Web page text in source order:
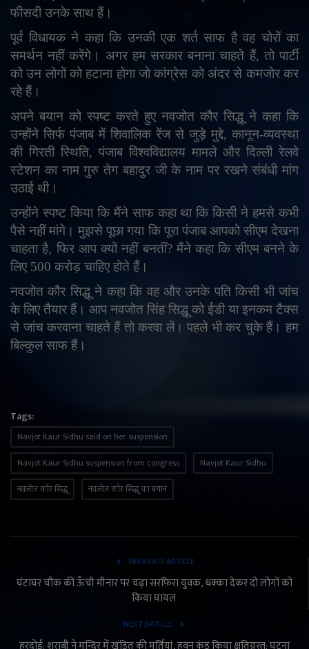
फीसदी उनके साथ हैं।
पूर्व विधायक ने कहा कि उनकी एक शर्त साफ है वह चोरों का
समर्थन नहीं करेंगे। अगर हम सरकार बनाना चाहते हैं, तो पार्टी
को उन लोगों को हटाना होगा जो कांग्रेस को अंदर से कमजोर कर
रहे हैं।
अपने बयान को स्पष्ट करते हुए नवजोत कौर सिद्धू ने कहा कि
उन्होंने सिर्फ पंजाब में शिवालिक रेंज से जुड़े मुद्दे, कानून-व्यवस्था
की गिरती स्थिति, पंजाब विश्वविद्यालय मामले और दिल्ली रेलवे
स्टेशन का नाम गुरु तेग बहादुर जी के नाम पर रखने संबंधी मांग
उठाई थी।
उन्होंने स्पष्ट किया कि मैंने साफ कहा था कि किसी ने हमसे कभी
पैसे नहीं मांगे। मुझसे पूछा गया कि पूरा पंजाब आपको सीएम देखना
चाहता है, फिर आप क्यों नहीं बनतीं? मैंने कहा कि सीएम बनने के
लिए 500 करोड़ चाहिए होते हैं।
नवजोत कौर सिद्धू ने कहा कि वह और उनके पति किसी भी जांच
के लिए तैयार हैं। आप नवजोत सिंह सिद्धू को ईडी या इनकम टैक्स
से जांच करवाना चाहते हैं तो करवा लें। पहले भी कर चुके हैं। हम
बिल्कुल साफ हैं।
Tags:
Navjot Kaur Sidhu said on her suspension
Navjot Kaur Sidhu suspension from congress
Navjot Kaur Sidhu
नवजोत कौर सिद्धू
नवजोत कौर सिद्धू का बयान
PREVIOUS ARTICLE
घंटाघर चौक की ऊँची मीनार पर चढ़ा सरफिरा युवक, धक्का देकर दो लोगों को
किया घायल
NEXT ARTICLE